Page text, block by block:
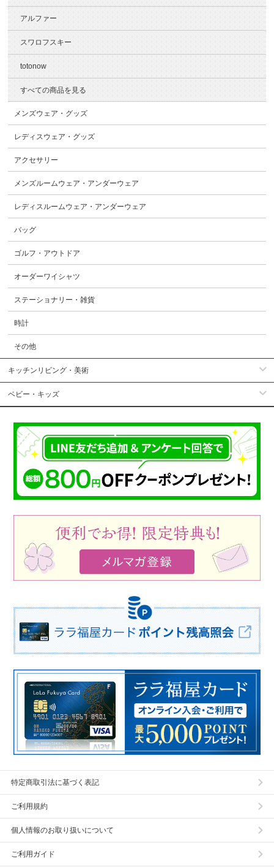
アルファー
スワロフスキー
totonow
すべての商品を見る
メンズウェア・グッズ
レディスウェア・グッズ
アクセサリー
メンズルームウェア・アンダーウェア
レディスルームウェア・アンダーウェア
バッグ
ゴルフ・アウトドア
オーダーワイシャツ
ステーショナリー・雑貨
時計
その他
キッチンリビング・美術
ベビー・キッズ
特定商取引法に基づく表記
ご利用規約
個人情報のお取り扱いについて
ご利用ガイド